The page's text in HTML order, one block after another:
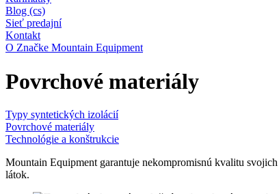
Blog (cs)
Sieť predajní
Kontakt
O Značke Mountain Equipment
Povrchové materiály
Typy syntetických izolácií
Povrchové materiály
Technológie a konštrukcie
Mountain Equipment garantuje nekompromisnú kvalitu
látok.